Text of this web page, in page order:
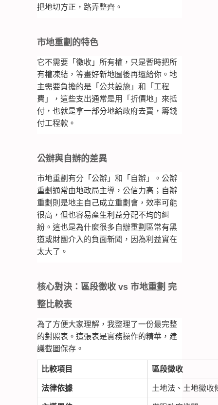
把地切方正，路弄整齊。
市地重劃的特色
它不需要「徵收」所有權，只是暫時把所
有權凍結，等畫好新地圖後再還給你。地
主需要負擔的是「公共設施」和「工程
費」，這些支出通常是用「折價地」來抵
付，也就是拿一部分地給政府去賣，籌錢
付工程款。
公辦與自辦的差異
市地重劃有分「公辦」和「自辦」。公辦
重劃通常由地政局主導，公信力高；自辦
重劃則是地主自己成立重劃會，效率可能
很高，但也容易產生利益分配不均的糾
紛。這也是為什麼很多自辦重劃區常有黑
道或財團介入的負面新聞，因為利益實在
太大了。
核心對決：區段徵收 vs 市地重劃 完
整比較表
為了方便大家理解，我整理了一份最完整
的對照表。這張表是實務操作的精華，建
議截圖保存。
比較項目 區段徵收
法律依據 土地法、土地徵收